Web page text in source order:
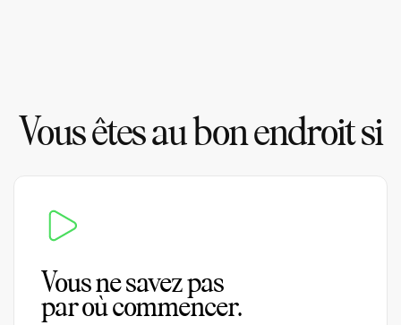
Vous êtes au bon endroit si
Vous ne savez pas
par où commencer.